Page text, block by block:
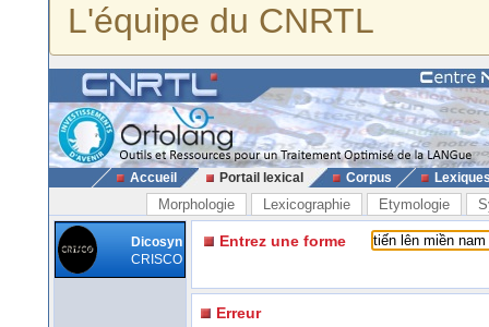
L'équipe du CNRTL
Accueil Portail lexical Corpus
Morphologie Lexicographie Etymologie
Dicosyn
CRISCO
Entrez une forme
Erreur